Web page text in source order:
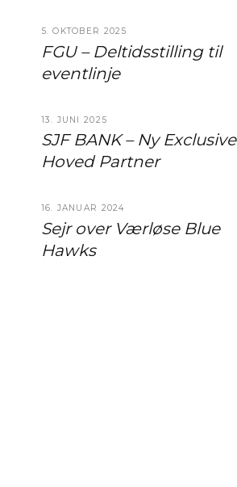
5. OKTOBER 2025
FGU – Deltidsstilling til
eventlinje
13. JUNI 2025
SJF BANK – Ny Exclusive
Hoved Partner
16. JANUAR 2024
Sejr over Værløse Blue
Hawks